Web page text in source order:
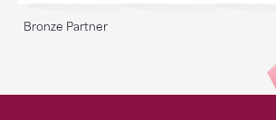
Bronze Partner